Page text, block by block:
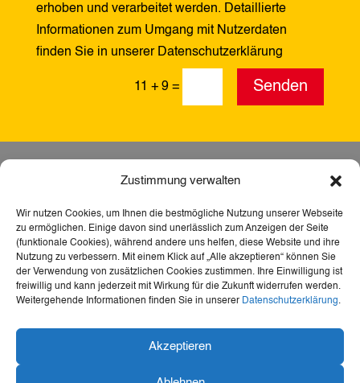
Zustimmung verwalten
Wir nutzen Cookies, um Ihnen die bestmögliche Nutzung unserer Webseite
zu ermöglichen. Einige davon sind unerlässlich zum Anzeigen der Seite
(funktionale Cookies), während andere uns helfen, diese Website und ihre
Nutzung zu verbessern. Mit einem Klick auf „Alle akzeptieren“ können Sie
der Verwendung von zusätzlichen Cookies zustimmen. Ihre Einwilligung ist
freiwillig und kann jederzeit mit Wirkung für die Zukunft widerrufen werden.
Weitergehende Informationen finden Sie in unserer Datenschutzerklärung.
Akzeptieren
erhoben und verarbeitet werden. Detaillierte
Informationen zum Umgang mit Nutzerdaten
finden Sie in unserer Datenschutzerklärung
11 + 9 = Senden
Webseite barrierefrei – für mehr Teilhabe,